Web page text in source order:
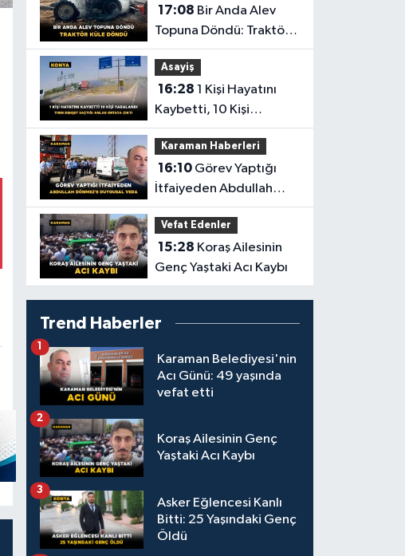
17:08
Topuna Döndü: Traktör
Küle Döndü
Asayiş
16:28
Kaybetti, 10 Kişi
Yaralandı! Tırın Dehşet
Saçtığı Anlar Ortaya
Çıktı
Karaman Haberleri
16:10Görev Yaptığı
İtfaiyeden Abdullah
Dönmez'e Duygusal
Veda
Vefat Edenler
15:28
Genç Yaştaki Acı Kaybı
Trend Haberler
Karaman Belediyesi'nin
Acı Günü: 49 yaşında
vefat etti
1
Koraş Ailesinin Genç
Yaştaki Acı Kaybı
2
Asker Eğlencesi Kanlı
Bitti: 25 Yaşındaki Genç
Öldü
3